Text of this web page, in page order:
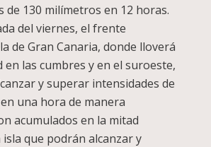
de 130 milímetros en 12 horas.
del viernes, el frente
de Gran Canaria, donde lloverá
en las cumbres y en el suroeste,
y superar intensidades de
una hora de manera
acumulados en la mitad
que podrán alcanzar y